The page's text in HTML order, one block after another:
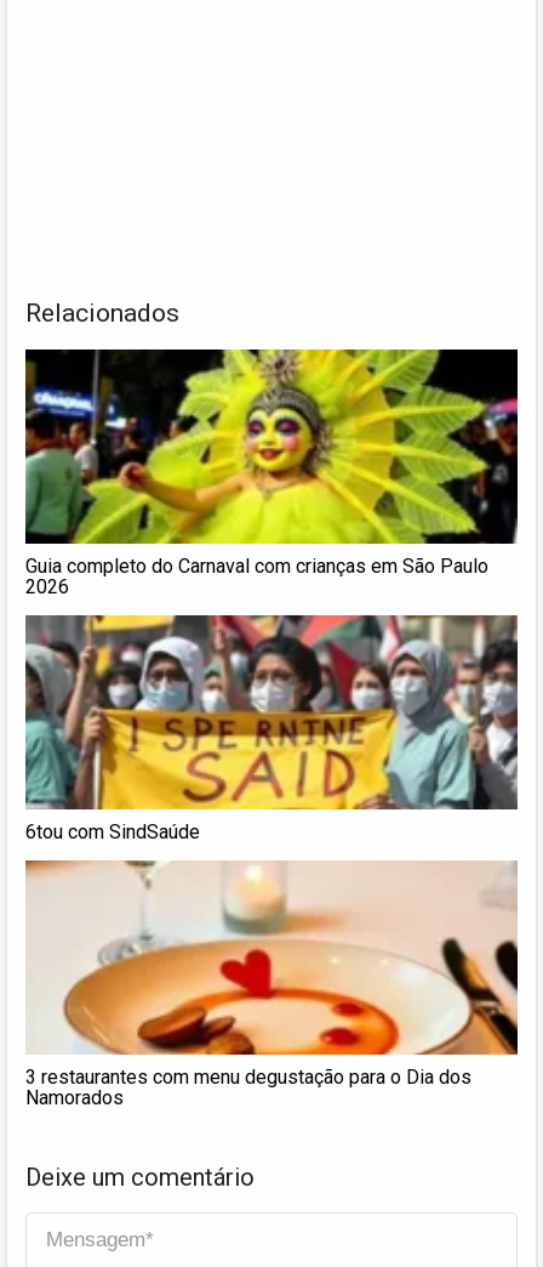
Relacionados
Guia completo do Carnaval com crianças em São Paulo
2026
6tou com SindSaúde
3 restaurantes com menu degustação para o Dia dos
Namorados
Deixe um comentário